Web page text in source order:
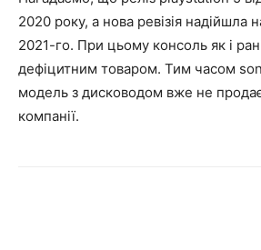
2020 року, а нова ревізія надійшла
2021-го. При цьому консоль як і
дефіцитним товаром. Тим часом
модель з дисководом вже не
компанії.